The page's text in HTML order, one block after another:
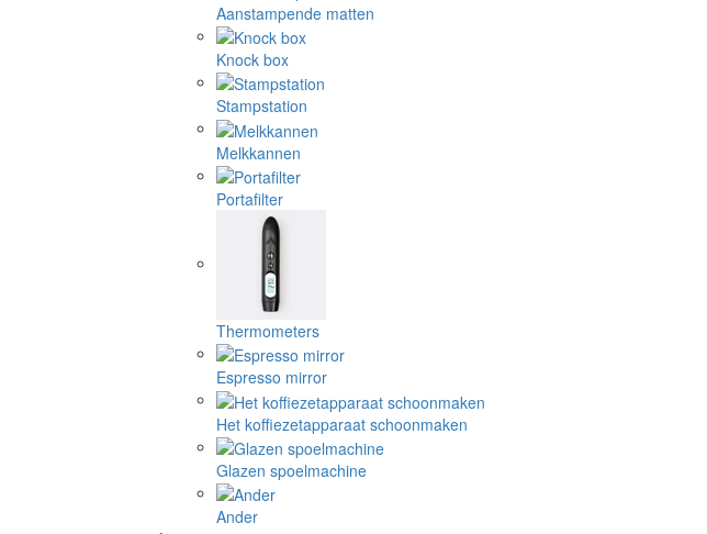
Aanstampende matten
Knock box
Stampstation
Melkkannen
Portafilter
Thermometers
Espresso mirror
Het koffiezetapparaat schoonmaken
Glazen spoelmachine
Ander